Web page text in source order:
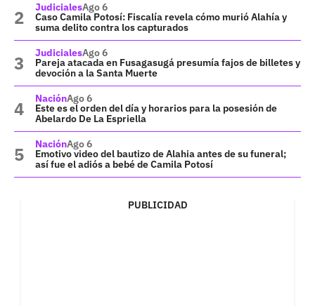
JudicialesAgo 6
Caso Camila Potosí: Fiscalía revela cómo murió Alahía y
suma delito contra los capturados
JudicialesAgo 6
Pareja atacada en Fusagasugá presumía fajos de billetes y
devoción a la Santa Muerte
NaciónAgo 6
Este es el orden del día y horarios para la posesión de
Abelardo De La Espriella
NaciónAgo 6
Emotivo video del bautizo de Alahia antes de su funeral;
así fue el adiós a bebé de Camila Potosí
PUBLICIDAD